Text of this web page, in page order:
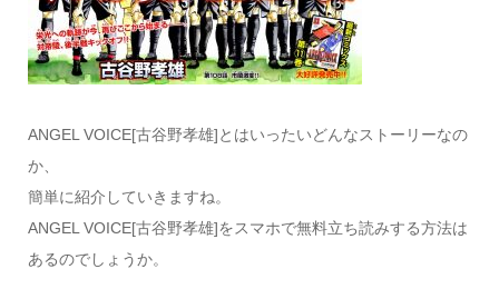
ANGEL VOICE[古谷野孝雄]とはいったいどんなストーリーなの
か、
簡単に紹介していきますね。
ANGEL VOICE[古谷野孝雄]をスマホで無料立ち読みする方法は
あるのでしょうか。